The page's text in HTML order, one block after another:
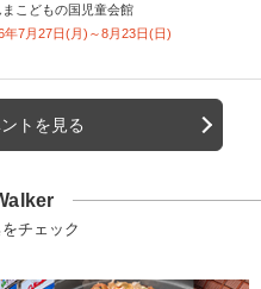
まこどもの国児童会館
年7月27日(月)～8月23日(日)
トを見る
チェック